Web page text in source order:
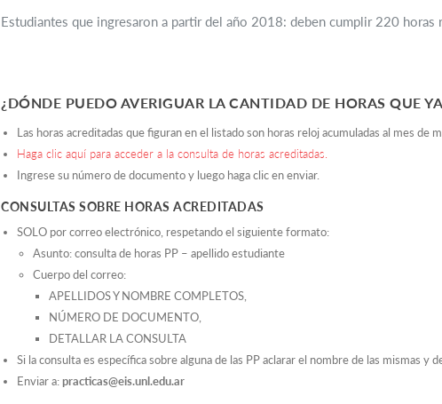
Estudiantes que ingresaron a partir del año 2018: deben cumplir 220 horas
¿DÓNDE PUEDO AVERIGUAR LA CANTIDAD DE HORAS QUE
Las horas acreditadas que figuran en el listado son horas reloj acumuladas al mes de
Haga clic aquí para acceder a la consulta de horas acreditadas.
Ingrese su número de documento y luego haga clic en enviar.
CONSULTAS SOBRE HORAS ACREDITADAS
SOLO por correo electrónico, respetando el siguiente formato:
Asunto: consulta de horas PP – apellido estudiante
Cuerpo del correo:
APELLIDOS Y NOMBRE COMPLETOS,
NÚMERO DE DOCUMENTO,
DETALLAR LA CONSULTA
Si la consulta es específica sobre alguna de las PP aclarar el nombre de las mismas y
Enviar a:practicas@eis.unl.edu.ar